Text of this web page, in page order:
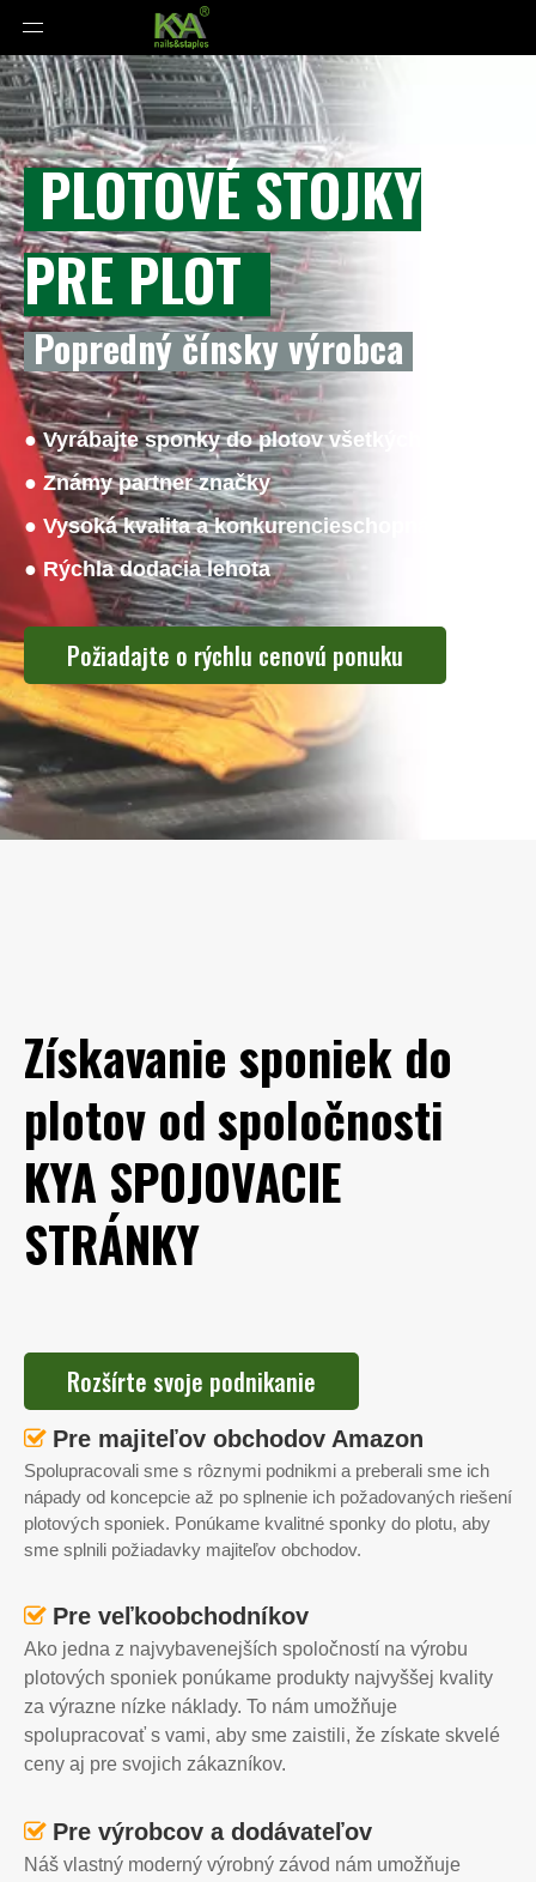
PLOTOVÉ STOJKY
PRE PLOT
Popredný čínsky výrobca
● Vyrábajte sponky do plotov všetkých veľkostí
● Známy partner značky
● Vysoká kvalita a konkurencieschopná cena
● Rýchla dodacia lehota
Požiadajte o rýchlu cenovú ponuku
Získavanie sponiek do
plotov od spoločnosti
KYA SPOJOVACIE
STRÁNKY
Rozšírte svoje podnikanie
 Pre majiteľov obchodov Amazon
Spolupracovali sme s rôznymi podnikmi a preberali sme ich
nápady od koncepcie až po splnenie ich požadovaných riešení
plotových sponiek. Ponúkame kvalitné sponky do plotu, aby
sme splnili požiadavky majiteľov obchodov.
 Pre veľkoobchodníkov
Ako jedna z najvybavenejších spoločností na výrobu
plotových sponiek ponúkame produkty najvyššej kvality
za výrazne nízke náklady. To nám umožňuje
spolupracovať s vami, aby sme zaistili, že získate skvelé
ceny aj pre svojich zákazníkov.
 Pre výrobcov a dodávateľov
Náš vlastný moderný výrobný závod nám umožňuje